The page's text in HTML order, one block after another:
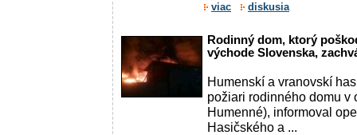
viac diskusia
Rodinný dom, ktorý
východe Slovenska,
Humenskí a vranovskí
požiari rodinného domu v
Humenné), informoval
Hasičského a ...